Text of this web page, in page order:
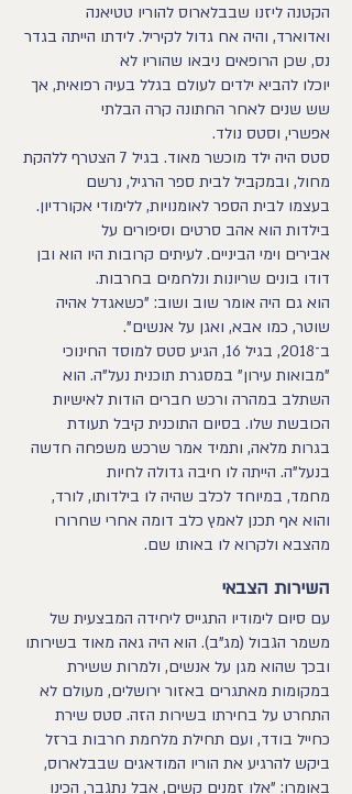
הקטנה ליזנו שבבלארוס להוריו טטיאנה
ואדוארד, והיה אח גדול לקיריל. לידתו הייתה בגדר
נס, שכן הרופאים ניבאו שהוריו לא
יוכלו להביא ילדים לעולם בגלל בעיה רפואית, אך
שש שנים לאחר החתונה קרה הבלתי
אפשרי, וסטס נולד.
סטס היה ילד מוכשר מאוד. בגיל 7 הצטרף ללהקת
מחול, ובמקביל לבית ספר הרגיל, נרשם
בעצמו לבית הספר לאומנויות, ללימודי אקורדיון.
בילדות הוא אהב סרטים וסיפורים על
אבירים וימי הביניים. לעיתים קרובות היו הוא ובן
דודו בונים שריונות ונלחמים בחרבות.
הוא גם היה אומר שוב ושוב: "כשאגדל אהיה
שוטר, כמו אבא, ואגן על אנשים".
ב־2018, בגיל 16, הגיע סטס למוסד החינוכי
"מבואות עירון" במסגרת תוכנית נעל"ה. הוא
השתלב במהרה ורכש חברים הודות לאישיות
הכובשת שלו. בסיום התוכנית קיבל תעודת
בגרות מלאה, ותמיד אמר שרכש משפחה חדשה
בנעל"ה. הייתה לו חיבה גדולה לחיות
מחמד, במיוחד לכלב שהיה לו בילדותו, לורד,
והוא אף תכנן לאמץ כלב דומה אחרי שחרורו
מהצבא ולקרוא לו באותו שם.
השירות הצבאי
עם סיום לימודיו התגייס ליחידה המבצעית של
משמר הגבול (מג"ב). הוא היה גאה מאוד בשירותו
ובכך שהוא מגן על אנשים, ולמרות ששירת
במקומות מאתגרים באזור ירושלים, מעולם לא
התחרט על בחירתו בשירות הזה. סטס שירת
כחייל בודד, ועם תחילת מלחמת חרבות ברזל
ביקש להרגיע את הוריו המודאגים שבבלארוס,
באומרו: "אלו זמנים קשים, אבל נתגבר, הכינו